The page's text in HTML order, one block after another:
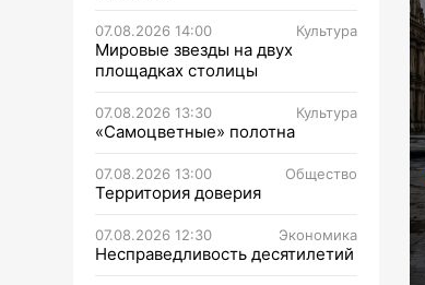
07.08.2026 14:00 Культура
Мировые звезды на двух
площадках столицы
07.08.2026 13:30 Культура
«Самоцветные» полотна
07.08.2026 13:00 Общество
Территория доверия
07.08.2026 12:30 Экономика
Несправедливость десятилетий